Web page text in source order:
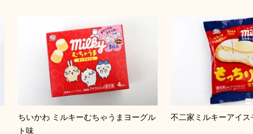
ちいかわ ミルキーむちゃうまヨーグル
ト味
不二家ミルキーアイス